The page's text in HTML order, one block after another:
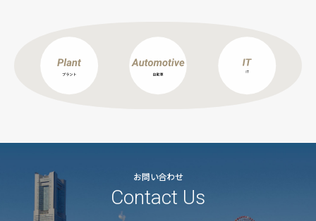
お問い合わせ
Contact Us